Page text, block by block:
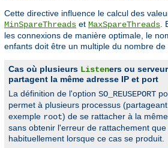
Cette directive influence le calcul des
MinSpareThreads et MaxSpareThreads.
les connexions de manière optimale, le
enfants doit être un multiple du nombre
Cas où plusieurs Listeners ou
partagent la même adresse IP et port
La définition de l'option SO_REUSEPORT
permet à plusieurs processus
exemple root) de se rattacher à la
sans obtenir l'erreur de rattachement
habituellement lorsque ce cas se produit.